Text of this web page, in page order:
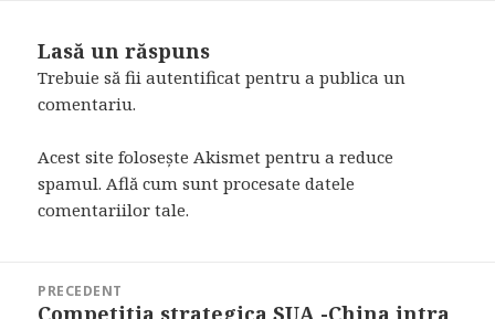
Lasă un răspuns
Trebuie să fiiautentificat pentru a publica un
comentariu.
Acest site folosește Akismet pentru a reduce
spamul.Află cum sunt procesate datele
comentariilor tale.
PRECEDENT
Articolul
Competitia strategica SUA -China intra